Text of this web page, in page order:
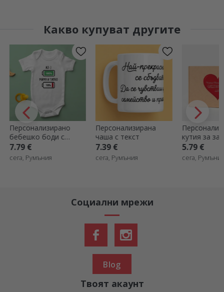
Какво купуват другите
Персонализирана
чаша с текст
7.39 €
сега, Румъния
Персонализирана
кутия за занаяти със
стикер - Сърце
5.79 €
сега, Румъния
памучна
вашата
графика
13.79 €
сега, Румъния
Социални мрежи
Blog
Твоят акаунт